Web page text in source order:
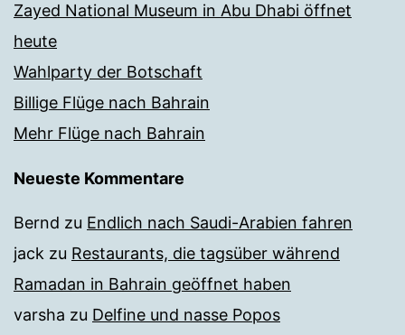
Zayed National Museum in Abu Dhabi öffnet
heute
Wahlparty der Botschaft
Billige Flüge nach Bahrain
Mehr Flüge nach Bahrain
Neueste Kommentare
Bernd zu Endlich nach Saudi-Arabien fahren
jack zu Restaurants, die tagsüber während
Ramadan in Bahrain geöffnet haben
varsha zu Delfine und nasse Popos